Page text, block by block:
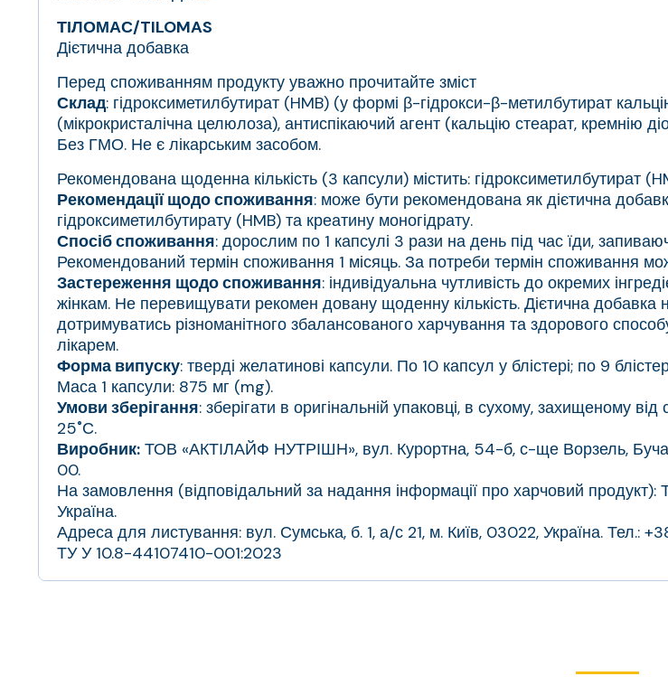
ТІЛОМАС/TILOMAS
Дієтична добавка
Перед споживанням продукту уважно прочитайте зміст
Склад: гідроксиметилбутират (HMB) (у формі β-гідрокси-β-метилбутират
(мікрокристалічна целюлоза), антиспікаючий агент (кальцію стеарат, кремнію
Без ГМО. Не є лікарським засобом.
Рекомендована щоденна кількість (3 капсули) містить: гідроксиметилбутират
Рекомендації щодо споживання: може бути рекомендована як дієтична
гідроксиметилбутирату (HMB) та креатину моногідрату.
Спосіб споживання: дорослим по 1 капсулі 3 рази на день під час їди,
Рекомендований термін споживання 1 місяць. За потреби термін споживання
Застереження щодо споживання: індивідуальна чутливість до окремих
жінкам. Не перевищувати рекомен довану щоденну кількість. Дієтична
дотримуватись різноманітного збалансованого харчування та здорового
лікарем.
Форма випуску: тверді желатинові капсули. По 10 капсул у блістері; по 9
Маса 1 капсули: 875 мг (mg).
Умови зберігання: зберігати в оригінальній упаковці, в сухому, захищеному
25˚С.
Виробник: ТОВ «АКТІЛАЙФ НУТРІШН», вул. Курортна, 54-б, с-ще Ворзель,
00.
На замовлення (відповідальний за надання інформації про харчовий
Україна.
Адреса для листування: вул. Сумська, б. 1, а/с 21, м. Київ, 03022, Україна.
ТУ У 10.8-44107410-001:2023